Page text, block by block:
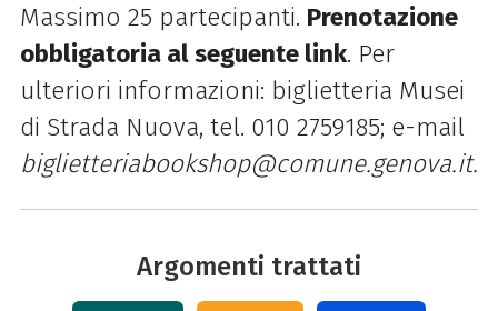
Massimo 25 partecipanti. Prenotazione
obbligatoria al seguente link. Per
ulteriori informazioni: biglietteria Musei
di Strada Nuova, tel. 010 2759185; e-mail
biglietteriabookshop@comune.genova.it.
Argomenti trattati